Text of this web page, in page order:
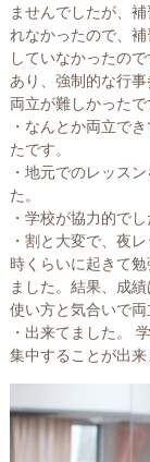
ませんでしたが、
れなかったので、
していなかったの
あり、強制的な行
両立が難しかったで
・なんとか両立で
たです。
・地元でのレッス
た。
・学校が協力的で
・割と大変で、夜
時くらいに起きて
ました。結果、成
使い方と気合いで両
・出来てました。
集中することが出来